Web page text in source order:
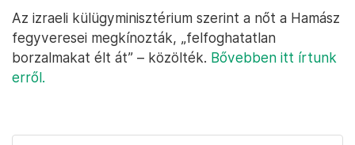
Az izraeli külügyminisztérium szerint a nőt a Hamász
fegyveresei megkínozták, „felfoghatatlan
borzalmakat élt át” – közölték. Bővebben itt írtunk
erről.